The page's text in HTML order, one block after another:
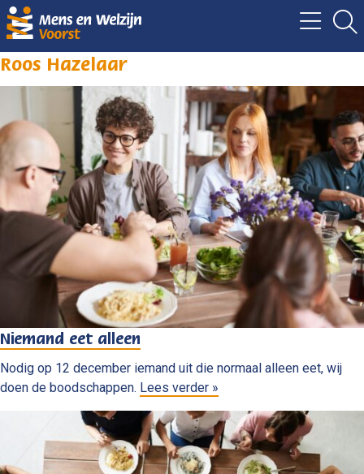
Roos Hazelaar
Niemand eet alleen
Nodig op 12 december iemand uit die normaal alleen eet, wij
doen de boodschappen. Lees verder »